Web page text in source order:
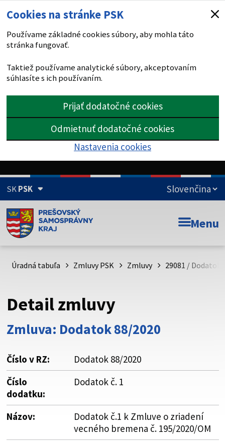
Cookies na stránke PSK
Používame základné cookies súbory, aby mohla táto
stránka fungovať.
Taktiež používame analytické súbory, akceptovaním
súhlasíte s ich používaním.
Prijať dodatočné cookies
Odmietnuť dodatočné cookies
Nastavenia cookies
SKPSK
Doména psk.sk je oficiálna
Toto je oficiálna webová stránka Prešovského
psk.sk.
Buďte pozorní a vždy sa uistite, že zdieľate informácie iba
cez zabezpečenú webovú stránku. Zabezpečená stránka
vždy začína https:// pred názvom domény webového sídla.
Menu
Úradná tabuľa Zmluvy PSK Zmluvy 29081 / Dodatok
Detail zmluvy
Zmluva: Dodatok 88/2020
Číslo v RZ:
Dodatok 88/2020
Číslo
dodatku:
Dodatok č. 1
Názov:
Dodatok č.1 k Zmluve o zriadení
vecného bremena č. 195/2020/OM